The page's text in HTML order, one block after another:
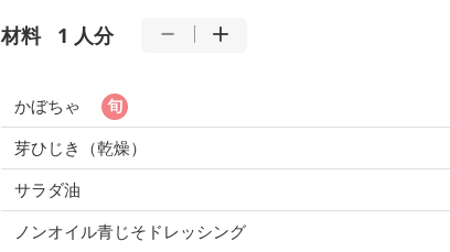
材料 1 人分
かぼちゃ
芽ひじき（乾燥）
サラダ油
ノンオイル青じそドレッシング